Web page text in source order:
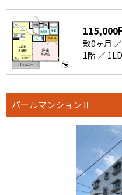
115,000
敷0ヶ月
1階 ／
パールマンションⅡ